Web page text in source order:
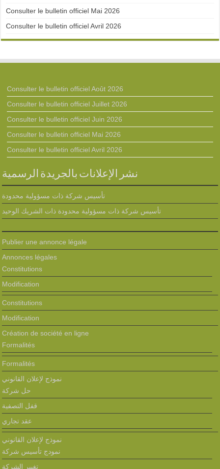
Consulter le bulletin officiel Mai 2026
Consulter le bulletin officiel Avril 2026
Consulter le bulletin officiel Août 2026
Consulter le bulletin officiel Juillet 2026
Consulter le bulletin officiel Juin 2026
Consulter le bulletin officiel Mai 2026
Consulter le bulletin officiel Avril 2026
نشر الإعلانات بالجريدة الرسمية
تأسيس شركة ذات مسؤولية محدودة
تأسيس شركة ذات مسؤولية محدودة ذات الشريك الوحيد
Publier une annonce légale
Annonces légales
Constitutions
Modification
Constitutions
Modification
Création de société en ligne
Formalités
Formalités
نموذج لإعلان القانوني
حل شركة
قفل التصفية
عقد تجاري
نموذج لإعلان القانوني
نمودج تأسيس شركة
تغيير الشركة